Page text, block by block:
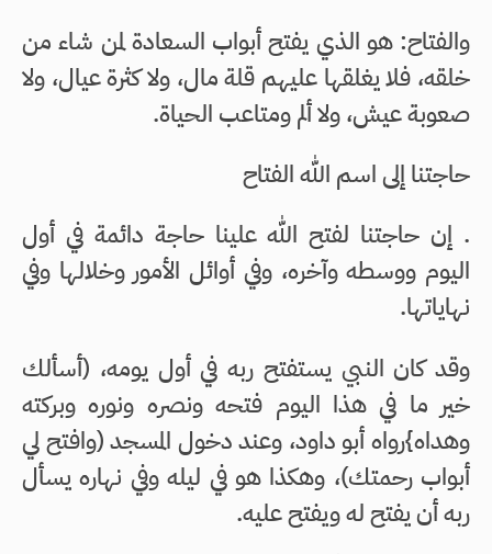
والفتاح: هو الذي يفتح أبواب السعادة لمن شاء من
خلقه، فلا يغلقها عليهم قلة مال، ولا كثرة عيال، ولا
صعوبة عيش، ولا ألم ومتاعب الحياة.
حاجتنا إلى اسم الله الفتاح
. إن حاجتنا لفتح الله علينا حاجة دائمة في أول
اليوم ووسطه وآخره، وفي أوائل الأمور وخلالها وفي
نهاياتها.
وقد كان النبي يستفتح ربه في أول يومه، (أسألك
خير ما في هذا اليوم فتحه ونصره ونوره وبركته
وهداه}رواه أبو داود، وعند دخول المسجد (وافتح لي
أبواب رحمتك)، وهكذا هو في ليله وفي نهاره يسأل
ربه أن يفتح له ويفتح عليه.